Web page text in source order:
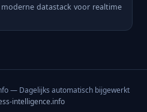
datastack voor realtime
— Dagelijks automatisch bijgewerkt
intelligence.info